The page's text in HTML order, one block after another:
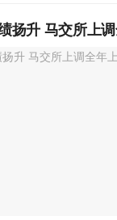
扬升 马交所上